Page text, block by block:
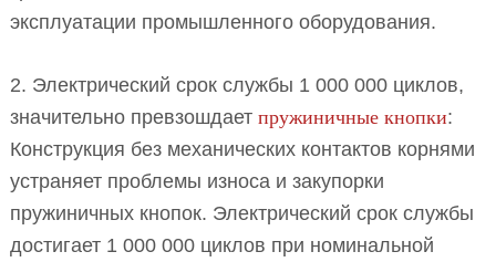
эксплуатации промышленного оборудования.
2. Электрический срок службы 1 000 000 циклов,
значительно превзошдает пружиничные кнопки:
Конструкция без механических контактов корнями
устраняет проблемы износа и закупорки
пружиничных кнопок. Электрический срок службы
достигает 1 000 000 циклов при номинальной